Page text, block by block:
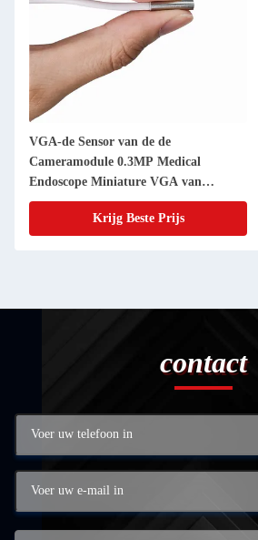
VGA-de Sensor van de de
Cameramodule 0.3MP Medical
Endoscope Miniature VGA van
Sensorwifi
Krijg Beste Prijs
contact